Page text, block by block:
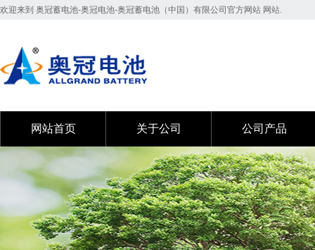
欢迎来到 奥冠蓄电池-奥冠电池-奥冠蓄电池（中国）有限公司官方网站 网站.
网站首页 关于公司 公司产品